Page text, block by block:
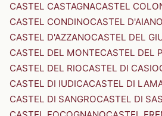
CASTEL CASTAGNACASTEL
CASTEL CONDINOCASTEL D'AIANO
CASTEL D'AZZANOCASTEL DEL
CASTEL DEL MONTECASTEL DEL
CASTEL DEL RIOCASTEL DI CASIO
CASTEL DI IUDICACASTEL DI
CASTEL DI SANGROCASTEL DI